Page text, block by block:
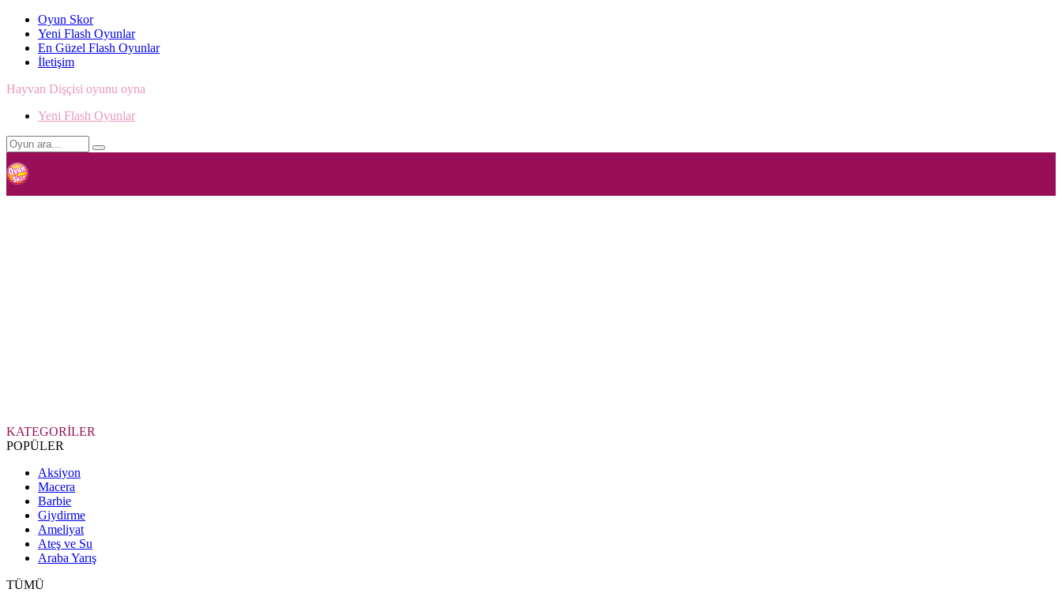
Oyun Skor
Yeni Flash Oyunlar
En Güzel Flash Oyunlar
İletişim
Hayvan Dişçisi oyunu oyna
Yeni Flash Oyunlar
KATEGORİLER
POPÜLER
Aksiyon
Macera
Barbie
Giydirme
Ameliyat
Ateş ve Su
Araba Yarış
TÜMÜ